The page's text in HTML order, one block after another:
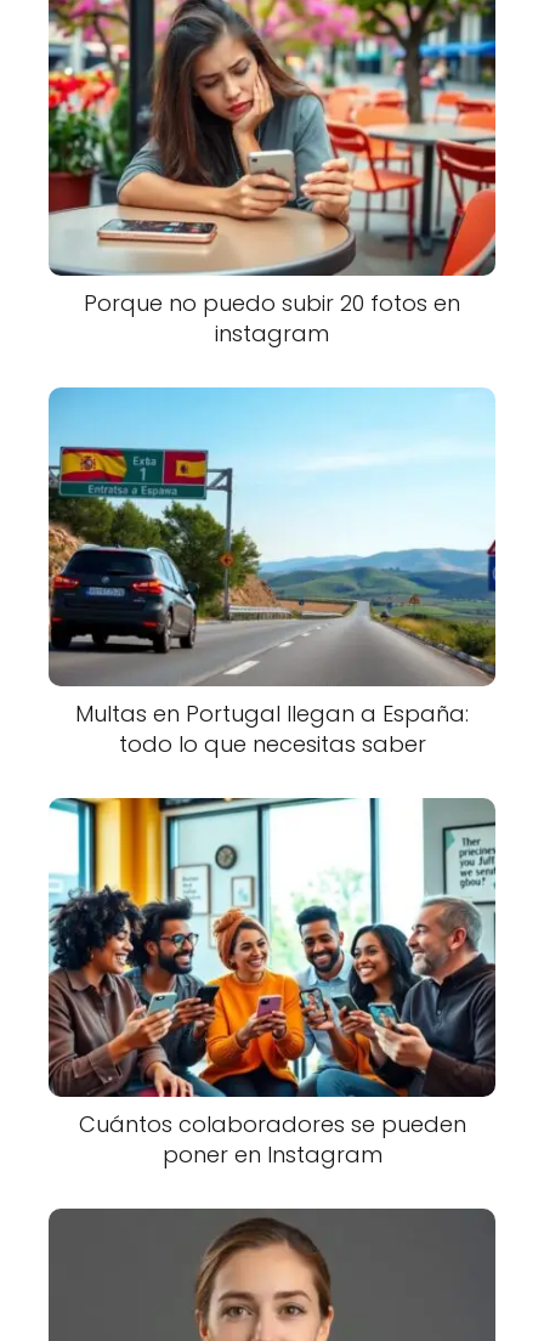
Porque no puedo subir 20 fotos en
instagram
Multas en Portugal llegan a España:
todo lo que necesitas saber
Cuántos colaboradores se pueden
poner en Instagram